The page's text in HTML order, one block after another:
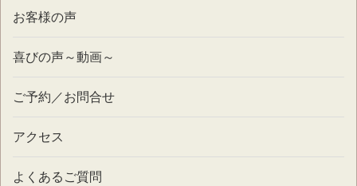
お客様の声
喜びの声～動画～
ご予約／お問合せ
アクセス
よくあるご質問